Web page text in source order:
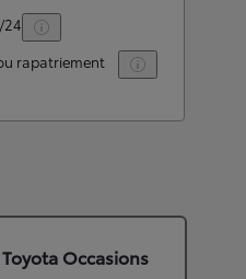
24
rapatriement
Occasions